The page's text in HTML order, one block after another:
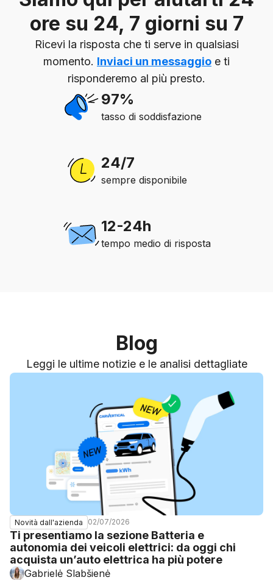
ore su 24, 7 giorni su 7
Ricevi la risposta che ti serve in qualsiasi
momento. Inviaci un messaggio e ti
risponderemo al più presto.
97%
tasso di soddisfazione
24/7
sempre disponibile
12-24h
tempo medio di risposta
Blog
Leggi le ultime notizie e le analisi dettagliate
Novità dall'azienda 02/07/2026
Ti presentiamo la sezione Batteria e
autonomia dei veicoli elettrici: da oggi chi
acquista un’auto elettrica ha più potere
Gabrielė Slabšienė